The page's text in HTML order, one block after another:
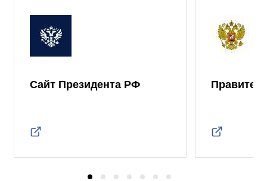
Сайт Президента РФ